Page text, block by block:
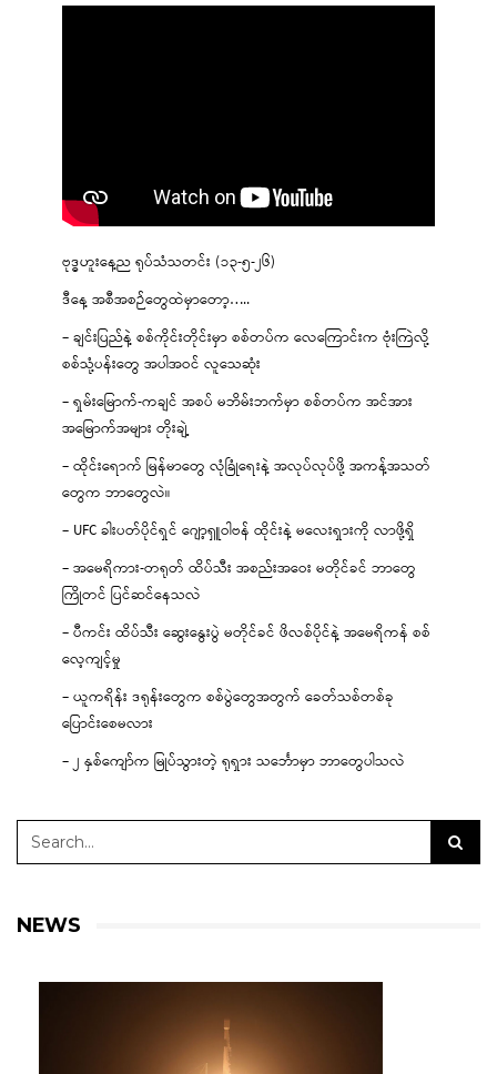
ဗုဒ္ဓဟူးနေ့ည ရုပ်သံသတင်း (၁၃-၅-၂၆)
ဒီနေ့ အစီအစဉ်တွေထဲမှာတော့…..
– ချင်းပြည်နဲ့ စစ်ကိုင်းတိုင်းမှာ စစ်တပ်က လေကြောင်းက ဗုံးကြဲလို့
စစ်သုံ့ပန်းတွေ အပါအဝင် လူသေဆုံး
– ရှမ်းမြောက်-ကချင် အစပ် မဘိမ်းဘက်မှာ စစ်တပ်က အင်အား
အမြောက်အများ တိုးချဲ့
– ထိုင်းရောက် မြန်မာတွေ လုံခြုံရေးနဲ့ အလုပ်လုပ်ဖို့ အကန့်အသတ်
တွေက ဘာတွေလဲ။
– UFC ခါးပတ်ပိုင်ရှင် ဂျော့ရှူဝါဗန် ထိုင်းနဲ့ မလေးရှားကို လာဖို့ရှိ
– အမေရိကား-တရုတ် ထိပ်သီး အစည်းအဝေး မတိုင်ခင် ဘာတွေ
ကြိုတင် ပြင်ဆင်နေသလဲ
– ပီကင်း ထိပ်သီး ဆွေးနွေးပွဲ မတိုင်ခင် ဖိလစ်ပိုင်နဲ့ အမေရိကန် စစ်
လေ့ကျင့်မှု
– ယူကရိန်း ဒရုန်းတွေက စစ်ပွဲတွေအတွက် ခေတ်သစ်တစ်ခု
ပြောင်းစေမလား
– ၂ နှစ်ကျော်က မြုပ်သွားတဲ့ ရုရှား သင်္ဘောမှာ ဘာတွေပါသလဲ
NEWS